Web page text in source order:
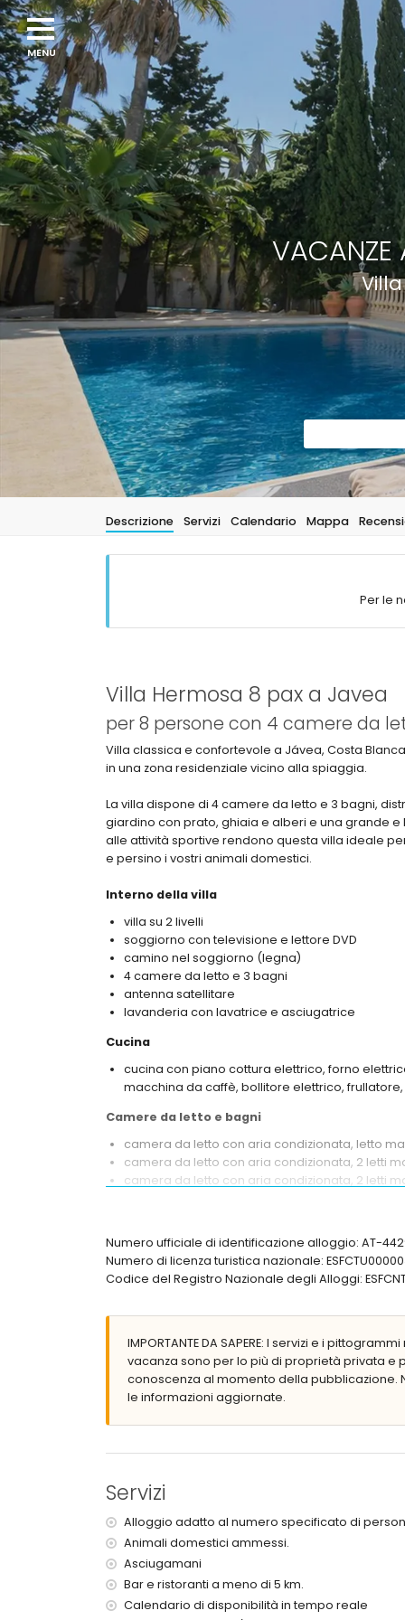
VACANZE
Descrizione Servizi Calendario Mappa
Per le
Villa Hermosa 8 pax a Javea
per 8 persone con 4 camere da
Villa classica e confortevole a Jávea, Costa
in una zona residenziale vicino alla spiaggia.
La villa dispone di 4 camere da letto e 3 bagni,
giardino con prato, ghiaia e alberi e una grande
alle attività sportive rendono questa villa ideale
e persino i vostri animali domestici.
Interno della villa
villa su 2 livelli
soggiorno con televisione e lettore DVD
camino nel soggiorno (legna)
4 camere da letto e 3 bagni
antenna satellitare
lavanderia con lavatrice e asciugatrice
Cucina
cucina con piano cottura elettrico, forno
macchina da caffè, bollitore elettrico,
Camere da letto e bagni
camera da letto con aria condizionata, letto
camera da letto con aria condizionata, 2 letti
camera da letto con aria condizionata, 2 letti
bagno con lavabo singolo, vasca, doccia e WC
Esterno della villa
meraviglioso giardino con prato, ghiaia, alberi
2 terrazze
barbecue
doccia esterna
città più vicina: Jávea (entro 10 chilometri dalla
spiaggia più vicina: La Granadella, Jávea
porto più vicino entro 10 chilometri dalla villa
aeroporto più vicino: Alicante (> 100 chilometri)
secondo aeroporto più vicino: Valencia (> 100
trasporto pubblico vicino: autobus entro 10
Numero ufficiale di identificazione alloggio: AT-
Numero di licenza turistica nazionale:
Codice del Registro Nazionale degli Alloggi:
IMPORTANTE DA SAPERE: I servizi e i
vacanza sono per lo più di proprietà privata e
conoscenza al momento della
le informazioni aggiornate.
Servizi
Alloggio adatto al numero specificato di
Animali domestici ammessi.
Asciugamani
Bar e ristoranti a meno di 5 km.
Calendario di disponibilità in tempo reale